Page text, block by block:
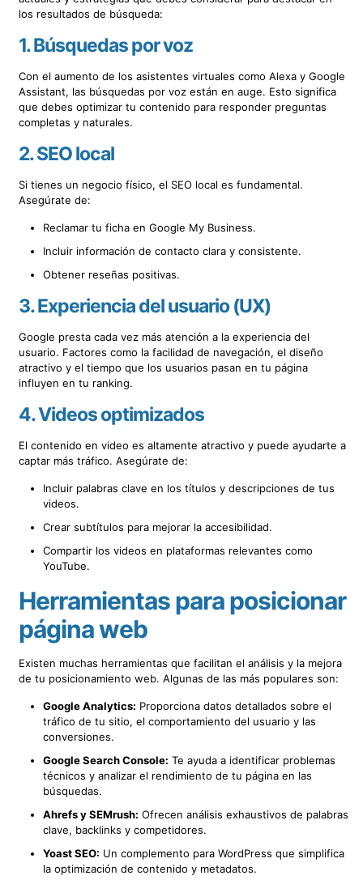
los resultados de búsqueda:
1.Búsquedas por voz
Con el aumento de los asistentes virtuales como Alexa y Google
Assistant, las búsquedas por voz están en auge. Esto significa
que debes optimizar tu contenido para responder preguntas
completas y naturales.
2.SEO local
Si tienes un negocio físico, el SEO local es fundamental.
Asegúrate de:
Reclamar tu ficha en Google My Business.
Incluir información de contacto clara y consistente.
Obtener reseñas positivas.
3.Experiencia del usuario (UX)
Google presta cada vez más atención a la experiencia del
usuario. Factores como la facilidad de navegación, el diseño
atractivo y el tiempo que los usuarios pasan en tu página
influyen en tu ranking.
4.Videos optimizados
El contenido en video es altamente atractivo y puede ayudarte a
captar más tráfico. Asegúrate de:
Incluir palabras clave en los títulos y descripciones de tus
videos.
Crear subtítulos para mejorar la accesibilidad.
Compartir los videos en plataformas relevantes como
YouTube.
Herramientas para posicionar
página web
Existen muchas herramientas que facilitan el análisis y la mejora
de tu posicionamiento web. Algunas de las más populares son:
Google Analytics: Proporciona datos detallados sobre el
tráfico de tu sitio, el comportamiento del usuario y las
conversiones.
Google Search Console: Te ayuda a identificar problemas
técnicos y analizar el rendimiento de tu página en las
búsquedas.
Ahrefs y SEMrush: Ofrecen análisis exhaustivos de palabras
clave, backlinks y competidores.
Yoast SEO: Un complemento para WordPress que simplifica
la optimización de contenido y metadatos.